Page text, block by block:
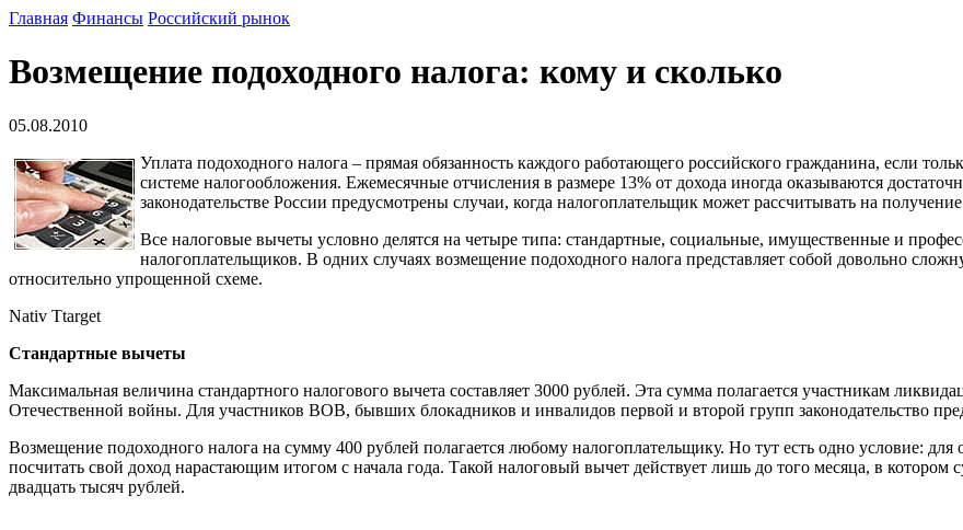
Главная Финансы Российский рынок
Возмещение подоходного налога: кому и сколько
05.08.2010
Уплата подоходного налога – прямая обязанность каждого работающего российского гражданина, если
системе налогообложения. Ежемесячные отчисления в размере 13% от дохода иногда оказываются
законодательстве России предусмотрены случаи, когда налогоплательщик может рассчитывать на
Все налоговые вычеты условно делятся на четыре типа: стандартные, социальные, имущественные и
налогоплательщиков. В одних случаях возмещение подоходного налога представляет собой довольно
относительно упрощенной схеме.
Nativ Ttarget
Стандартные вычеты
Максимальная величина стандартного налогового вычета составляет 3000 рублей. Эта сумма полагается участникам
Отечественной войны. Для участников ВОВ, бывших блокадников и инвалидов первой и второй групп законодательство
Возмещение подоходного налога на сумму 400 рублей полагается любому налогоплательщику. Но тут есть одно условие:
посчитать свой доход нарастающим итогом с начала года. Такой налоговый вычет действует лишь до того месяца, в
двадцать тысяч рублей.